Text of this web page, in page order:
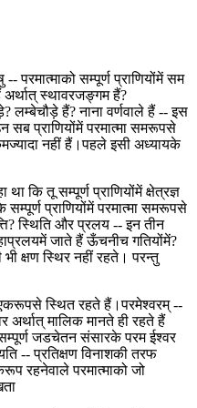
सम्पूर्ण प्राणियोंमें सम
अर्थात् स्थावरजङ्गम हैं?
लम्बेचौड़े हैं? नाना वर्णवाले हैं -- इस
सब प्राणियोंमें परमात्मा समरूपसे
नहीं हैं।पहले इसी अध्यायके
कि तू सम्पूर्ण प्राणियोंमें क्षेत्रज्ञ
प्राणियोंमें परमात्मा समरूपसे
स्थिति और प्रलय -- इन तीन
जाते हैं ऊँचनीच गतियोंमें?
भी क्षण स्थिर नहीं रहते। परन्तु
एकरूपसे स्थित रहते हैं।परमेश्वरम् --
अर्थात् मालिक मानते ही रहते हैं
सम्पूर्ण जडचेतन संसारके परम ईश्वर
-- प्रतिक्षण विनाशकी तरफ
रहनेवाले परमात्माको जो